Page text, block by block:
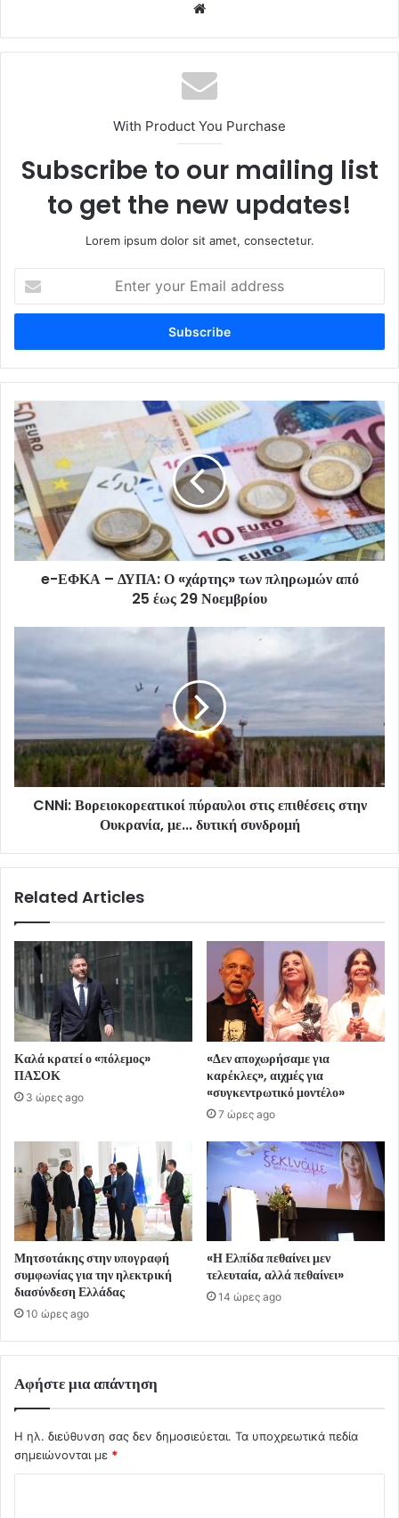
With Product You Purchase
Subscribe to our mailing list
to get the new updates!
Lorem ipsum dolor sit amet, consectetur.
your
Email
e-ΕΦΚΑ – ΔΥΠΑ: Ο «χάρτης» των πληρωμών από
25 έως 29 Νοεμβρίου
CNNi: Βορειοκορεατικοί πύραυλοι στις επιθέσεις στην
Ουκρανία, με... δυτική συνδρομή
Related Articles
Καλά κρατεί ο «πόλεμος»
ΠΑΣΟΚ
3 ώρες ago
«Δεν αποχωρήσαμε για
καρέκλες», αιχμές για
«συγκεντρωτικό μοντέλο»
7 ώρες ago
Μητσοτάκης στην υπογραφή
συμφωνίας για την ηλεκτρική
διασύνδεση Ελλάδας
10 ώρες ago
«Η Ελπίδα πεθαίνει μεν
τελευταία, αλλά πεθαίνει»
14 ώρες ago
Αφήστε μια απάντηση
Η ηλ. διεύθυνση σας δεν δημοσιεύεται. Τα υποχρεωτικά πεδία
σημειώνονται με *